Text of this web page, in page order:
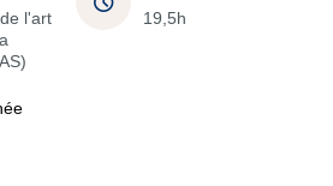
l'art
19,5h